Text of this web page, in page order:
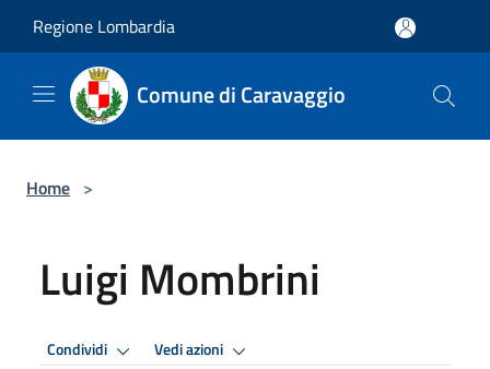
Regione Lombardia
Comune di Caravaggio
Home >
Luigi Mombrini
Condividi Vedi azioni